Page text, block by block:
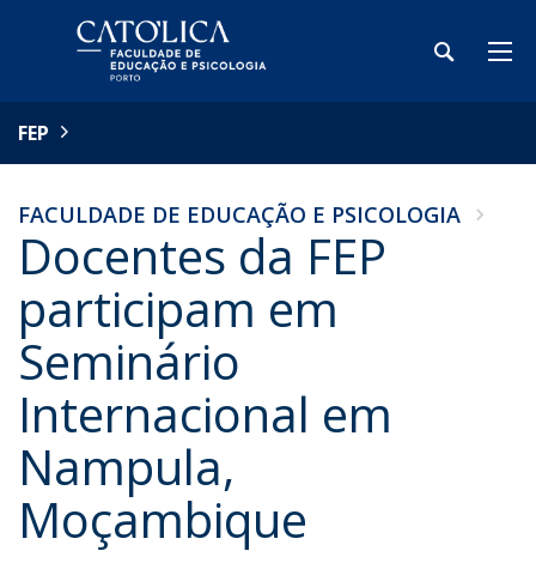
FEP
FACULDADE DE EDUCAÇÃO E PSICOLOGIA
Docentes da FEP
participam em
Seminário
Internacional em
Nampula,
Moçambique